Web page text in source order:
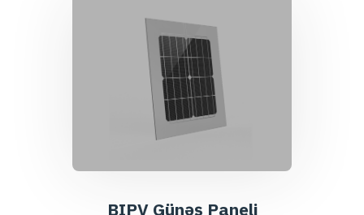
BIPV Günəş Paneli